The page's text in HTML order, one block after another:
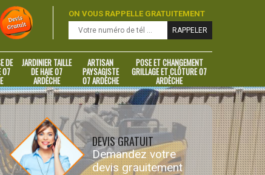
ON VOUS RAPPELLE GRATUITEMENT
DE
07
JARDINIER TAILLE
DE HAIE 07
ARDÈCHE
ARTISAN
PAYSAGISTE
07 ARDÈCHE
POSE ET CHANGEMENT
GRILLAGE ET CLÔTURE 07
ARDÈCHE
DEVIS GRATUIT
Demandez votre
devis grauitement